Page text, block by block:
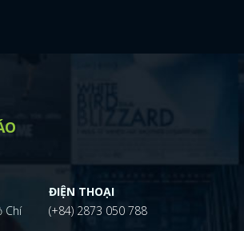
Chí
ĐIỆN THOẠI
(+84) 2873 050 788